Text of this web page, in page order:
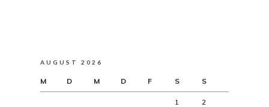
AUGUST 2026
M D M D F S S
1 2